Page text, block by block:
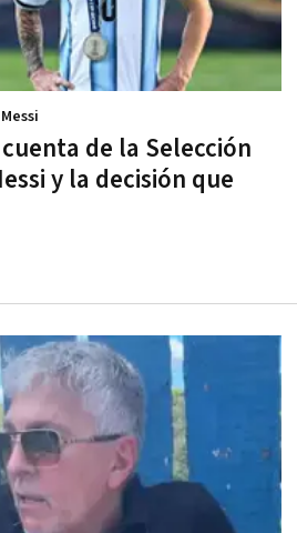
de la Selección
y la decisión que